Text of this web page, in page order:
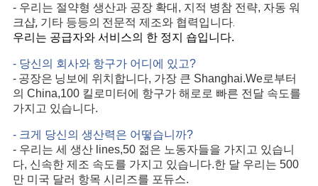
- 우리는 절약형 생산과 공장 확대, 지적 병참 전략, 자동 워
크샵, 기타 등등의 전문적 제조와 협력입니다.
우리는 공급자와 서비스의 한 정지 숍입니다.
- 당신의 회사와 항구가 어디에 있고?
- 공장은 닝보에 위치합니다, 가장 큰 Shanghai.We로부터
의 China,100 킬로미터에 항구가 해로로 빠른 전달 속도를
가지고 있습니다.
- 크게 당신의 생산력은 어떻습니까?
- 우리는 세 생산 lines,50 젊은 노동자들을 가지고 있습니
다, 신속한 제조 속도를 가지고 있습니다.한 달 우리는 500
만 미국 달러 항목 시리즈를 포듀스.